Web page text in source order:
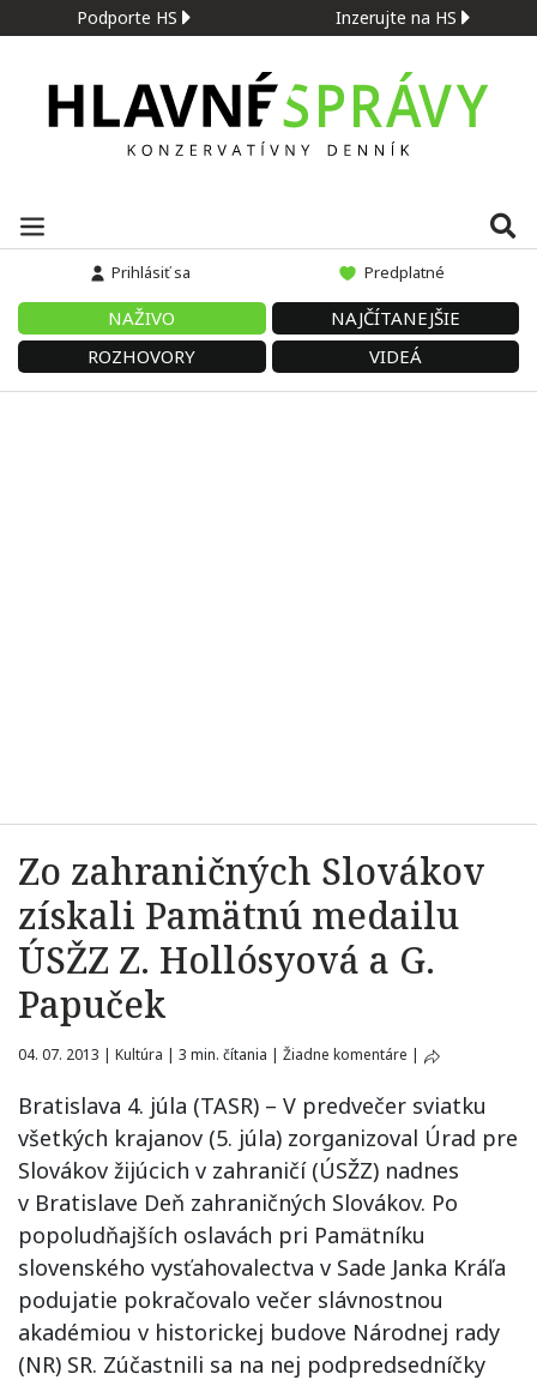
Podporte HS Inzerujte na HS
Prihlásiť sa Predplatné
NAŽIVO
NAJČÍTANEJŠIE
ROZHOVORY
VIDEÁ
Zo zahraničných Slovákov
získali Pamätnú medailu
ÚSŽZ Z. Hollósyová a G.
Papuček
04. 07. 2013 | Kultúra | 3 min. čítania | Žiadne komentáre |
Bratislava 4. júla (TASR) – V predvečer sviatku
všetkých krajanov (5. júla) zorganizoval Úrad pre
Slovákov žijúcich v zahraničí (ÚSŽZ) nadnes
v Bratislave Deň zahraničných Slovákov. Po
popoludňajších oslavách pri Pamätníku
slovenského vysťahovalectva v Sade Janka Kráľa
podujatie pokračovalo večer slávnostnou
akadémiou v historickej budove Národnej rady
(NR) SR. Zúčastnili sa na nej podpredsedníčky